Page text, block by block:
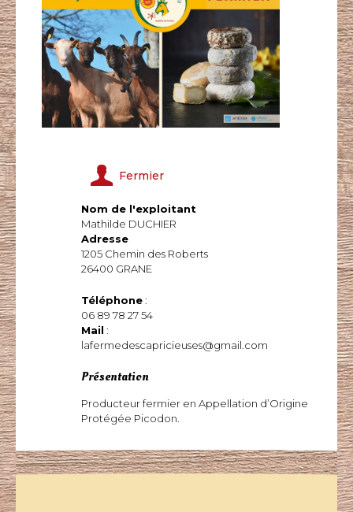
Fermier
Nom de l'exploitant
Mathilde DUCHIER
Adresse
1205 Chemin des Roberts
26400 GRANE
Téléphone:
06 89 78 27 54
Mail :
lafermedescapricieuses@gmail.com
Présentation
Producteur fermier en Appellation d’Origine
Protégée Picodon.